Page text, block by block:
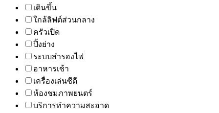
เดินขึ้น
ใกล้ลิฟต์ส่วนกลาง
ครัวเปิด
ปิ้งย่าง
ระบบสำรองไฟ
อาหารเช้า
เครื่องเล่นซีดี
ห้องชมภาพยนตร์
บริการทำความสะอาด